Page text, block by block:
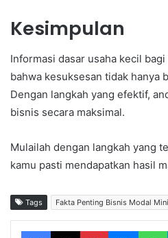
Kesimpulan
Informasi dasar usaha kecil
bahwa kesuksesan tidak hanya
Dengan langkah yang efektif,
bisnis secara maksimal.
Mulailah dengan langkah yang
kamu pasti mendapatkan hasil
Tags Fakta Penting Bisnis Modal
Facebook X Pinterest Messenger